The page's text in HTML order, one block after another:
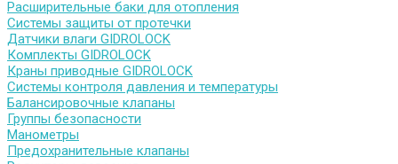
Расширительные баки для отопления
Системы защиты от протечки
Датчики влаги GIDROLOCK
Комплекты GIDROLOCK
Краны приводные GIDROLOCK
Системы контроля давления и температуры
Балансировочные клапаны
Группы безопасности
Манометры
Предохранительные клапаны